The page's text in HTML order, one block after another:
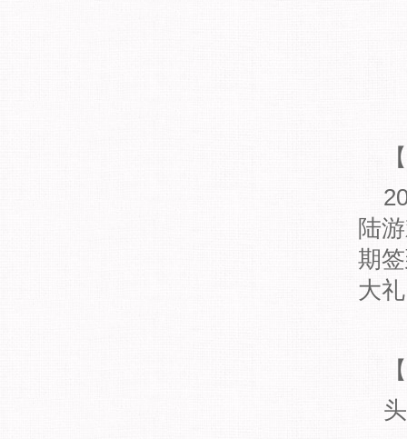
陆
期
大